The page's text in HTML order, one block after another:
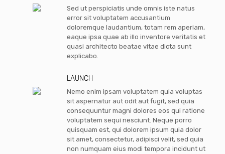
Sed ut perspiciatis unde omnis iste natus
error sit voluptatem accusantium
doloremque laudantium, totam rem aperiam,
eaque ipsa quae ab illo inventore veritatis et
quasi architecto beatae vitae dicta sunt
explicabo.
LAUNCH
Nemo enim ipsam voluptatem quia voluptas
sit aspernatur aut odit aut fugit, sed quia
consequuntur magni dolores eos qui ratione
voluptatem sequi nesciunt. Neque porro
quisquam est, qui dolorem ipsum quia dolor
sit amet, consectetur, adipisci velit, sed quia
non numquam eius modi tempora incidunt ut